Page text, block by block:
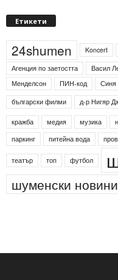
Етикети
24shumen Koncert
Агенция по заетостта
Васил
Менделсон
ПИН-код Синя
български филми
д-р Нигяр
кражба медия музика
паркинг питейна вода
театър топ футбол
шуменски новини